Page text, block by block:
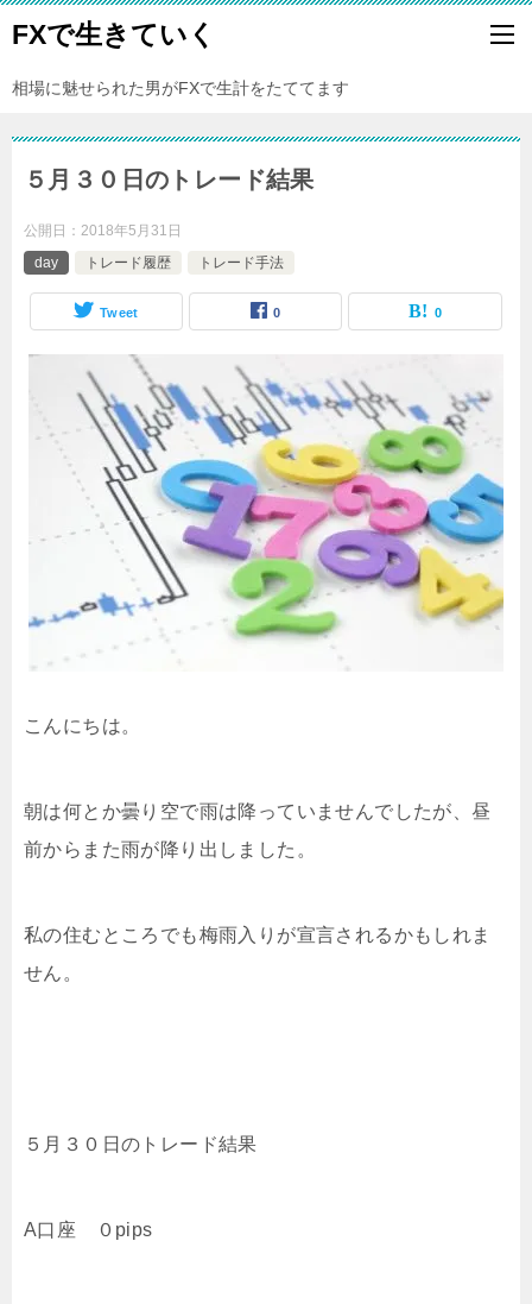
FXで生きていく
相場に魅せられた男がFXで生計をたててます
５月３０日のトレード結果
公開日： 2018年5月31日
day
トレード履歴 トレード手法
Tweet 0 0
こんにちは。
朝は何とか曇り空で雨は降っていませんでしたが、昼
前からまた雨が降り出しました。
私の住むところでも梅雨入りが宣言されるかもしれま
せん。
５月３０日のトレード結果
A口座 ０pips